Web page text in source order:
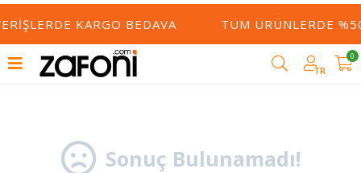
KARGO BEDAVA TÜM ÜRÜNLERDE
TR
0
Filtrele
Sonuç Bulunamadı!